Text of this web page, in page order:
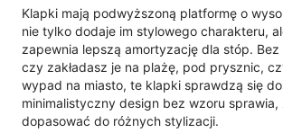
Klapki mają podwyższoną platformę o
nie tylko dodaje im stylowego charakteru,
zapewnia lepszą amortyzację dla stóp.
czy zakładasz je na plażę, pod prysznic,
wypad na miasto, te klapki sprawdzą się
minimalistyczny design bez wzoru sprawia,
dopasować do różnych stylizacji.